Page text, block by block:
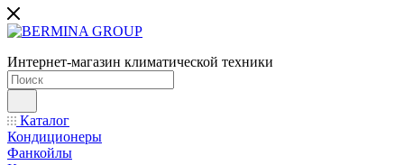
Интернет-магазин климатической техники
Каталог
Кондиционеры
Фанкойлы